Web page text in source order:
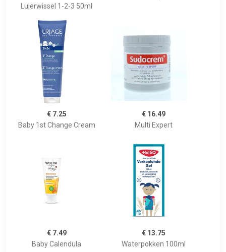
Luierwissel 1-2-3 50ml
€ 7.25
Baby 1st Change Cream
€ 16.49
Multi Expert
€ 7.49
Baby Calendula
€ 13.75
Waterpokken 100ml